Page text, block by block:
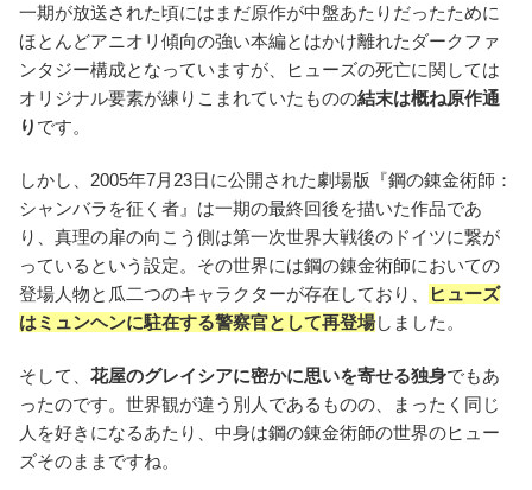
一期が放送された頃にはまだ原作が中盤あたりだったために
ほとんどアニオリ傾向の強い本編とはかけ離れたダークファ
ンタジー構成となっていますが、ヒューズの死亡に関しては
オリジナル要素が練りこまれていたものの結末は概ね原作通
り です。
しかし、2005年7月23日に公開された劇場版『鋼の錬金術師：
シャンバラを征く者』は一期の最終回後を描いた作品であ
り、真理の扉の向こう側は第一次世界大戦後のドイツに繋が
っているという設定。その世界には鋼の錬金術師においての
登場人物と瓜二つのキャラクターが存在しており、
ヒューズ
はミュンヘンに駐在する警察官として再登場しました。
そして、 花屋のグレイシアに密かに思いを寄せる独身でもあ
ったのです。世界観が違う別人であるものの、まったく同じ
人を好きになるあたり、中身は鋼の錬金術師の世界のヒュー
ズそのままですね。